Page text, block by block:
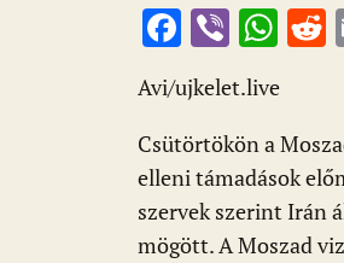
F
ac
e
b
o
o
Vi
b
er
W
at
s
A
p
t
Avi/ujkelet.live
Csütörtökön a
elleni támadások
szervek szerint Irán
mögött. A Moszad